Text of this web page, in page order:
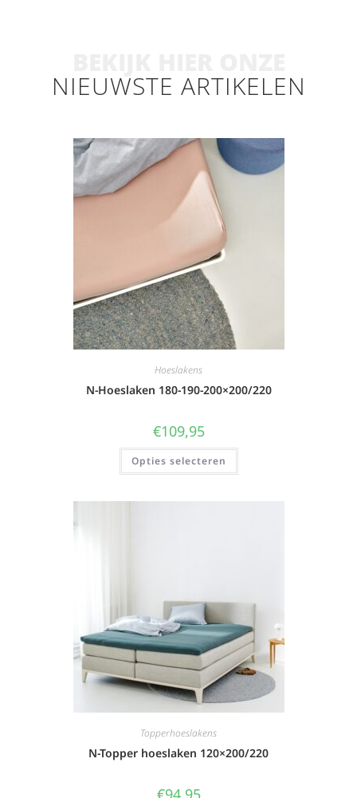
NIEUWSTE ARTIKELEN
Hoeslakens
N-Hoeslaken 180-190-200×200/220
€109,95
Opties selecteren
Topperhoeslakens
N-Topper hoeslaken 120×200/220
€94,95